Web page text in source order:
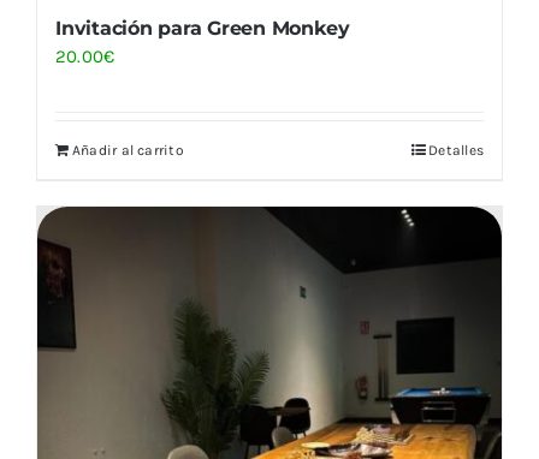
Invitación para Green Monkey
20.00€
Añadir al carrito Detalles